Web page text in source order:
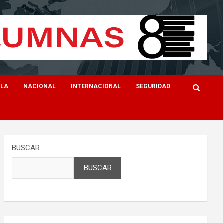
NACIONAL INTERNACIONAL SEGURIDAD
BUSCAR
BUSCAR